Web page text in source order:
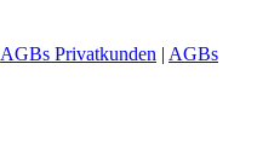
AGBs Privatkunden | AGBs